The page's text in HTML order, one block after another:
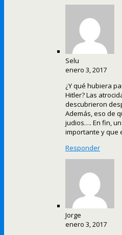
Selu
enero 3, 2017
¿Y qué hubiera
Hitler? Las
descubrieron
Además, eso de
judios…. En fin,
importante y que
Responder
Jorge
enero 3, 2017